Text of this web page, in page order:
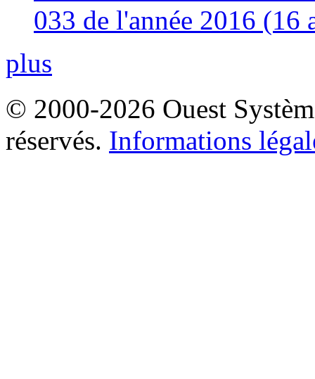
033 de l'année 2016 (16
plus
© 2000-2026 Ouest
réservés. Informations